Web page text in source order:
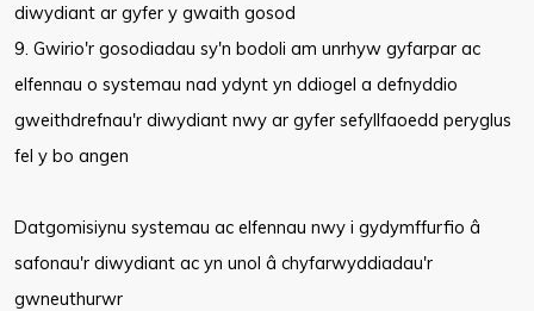
diwydiant ar gyfer y gwaith gosod
9. Gwirio'r gosodiadau sy'n bodoli am unrhyw gyfarpar ac
elfennau o systemau nad ydynt yn ddiogel a defnyddio
gweithdrefnau'r diwydiant nwy ar gyfer sefyllfaoedd peryglus
fel y bo angen
Datgomisiynu systemau ac elfennau nwy i gydymffurfio â
safonau'r diwydiant ac yn unol â chyfarwyddiadau'r
gwneuthurwr